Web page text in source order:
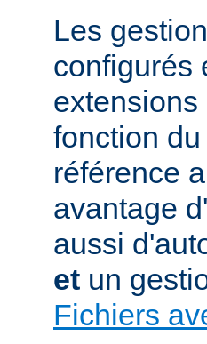
Les
configurés
extensions
fonction
référence
avantage
aussi
et un
Fichiers